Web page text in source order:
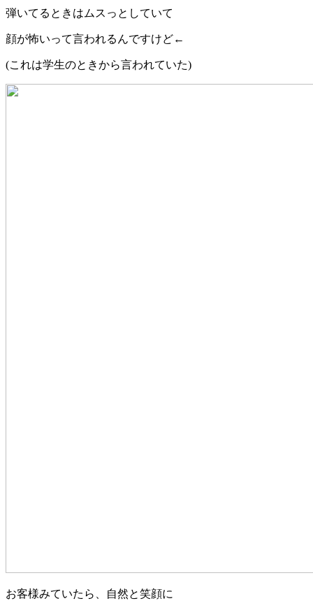
弾いてるときはムスっとしていて
顔が怖いって言われるんですけど←
(これは学生のときから言われていた)
お客様みていたら、自然と笑顔に